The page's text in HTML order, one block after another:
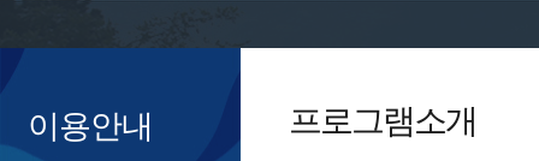
이용안내 프로그램소개